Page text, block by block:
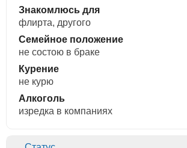
Знакомлюсь для
флирта, другого
Семейное положение
не состою в браке
Курение
не курю
Алкоголь
изредка в компаниях